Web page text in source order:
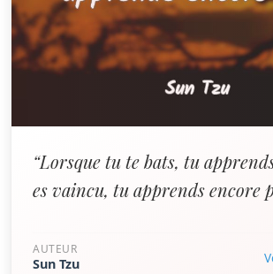
“Lorsque tu te bats, tu
es vaincu, tu apprends encore
AUTEUR
Sun Tzu